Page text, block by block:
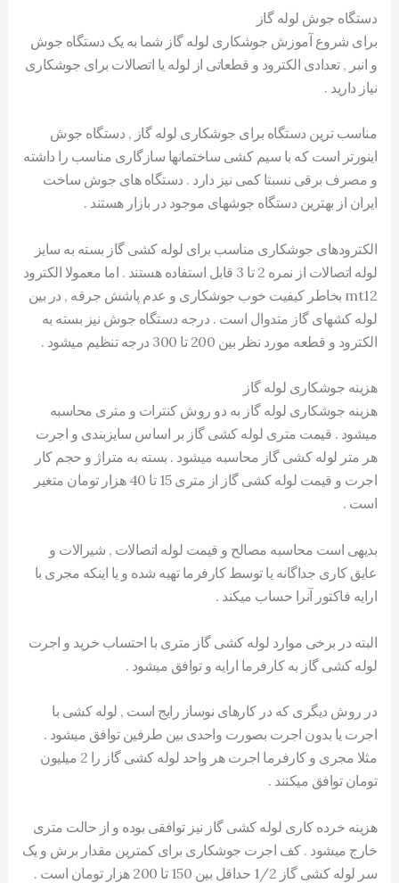
دستگاه جوش لوله گاز
برای شروع آموزش جوشکاری لوله گاز شما به یک دستگاه جوش
و انبر , تعدادی الکترود و قطعاتی از لوله یا اتصالات برای جوشکاری
نیاز دارید .
مناسب ترین دستگاه برای جوشکاری لوله گاز , دستگاه جوش
اینورتر است که با سیم کشی ساختمانها سازگاری مناسب را داشته
و مصرف برقی نسبتا کمی نیز دارد . دستگاه های جوش ساخت
ایران از بهترین دستگاه جوشهای موجود در بازار هستند .
الکترودهای جوشکاری مناسب برای لوله کشی گاز بسته به سایز
لوله اتصالات از نمره 2 تا 3 قابل استفاده هستند . اما معمولا الکترود
mt12 بخاطر کیفیت خوب جوشکاری و عدم پاشش جرقه , در بین
لوله کشهای گاز متدوال است . درجه دستگاه جوش نیز بسته به
الکترود و قطعه مورد نظر بین 200 تا 300 درجه تنظیم میشود .
هزینه جوشکاری لوله گاز
هزینه جوشکاری لوله گاز به دو روش کنترات و متری محاسبه
میشود . قیمت متری لوله کشی گاز بر اساس سایزبندی و اجرت
هر متر لوله کشی گاز محاسبه میشود . بسته به متراژ و حجم کار
اجرت و قیمت لوله کشی گاز از متری 15 تا 40 هزار تومان متغیر
است .
بدیهی است محاسبه مصالح و قیمت لوله اتصالات , شیرالات و
عایق کاری جداگانه یا توسط کارفرما تهیه شده و یا اینکه مجری با
ارایه فاکتور آنرا حساب میکند .
البته در برخی موارد لوله کشی گاز متری با احتساب خرید و اجرت
لوله کشی گاز به کارفرما ارایه و توافق میشود .
در روش دیگری که در کارهای نوساز رایج است , لوله کشی با
اجرت یا بدون اجرت بصورت واحدی بین طرفین توافق میشود .
مثلا مجری و کارفرما اجرت هر واحد لوله کشی گاز را 2 میلیون
تومان توافق میکنند .
هزینه خرده کاری لوله کشی گاز نیز توافقی بوده و از حالت متری
خارج میشود . کف اجرت جوشکاری برای کمترین مقدار برش و یک
سر لوله کشی گاز 1/2 حداقل بین 150 تا 200 هزار تومان است .